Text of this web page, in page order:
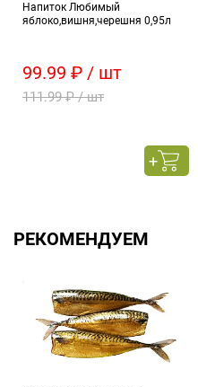
Напиток Любимый
яблоко,вишня,черешня 0,95л
99.99 ₽ / шт
111.99 ₽ / шт
РЕКОМЕНДУЕМ